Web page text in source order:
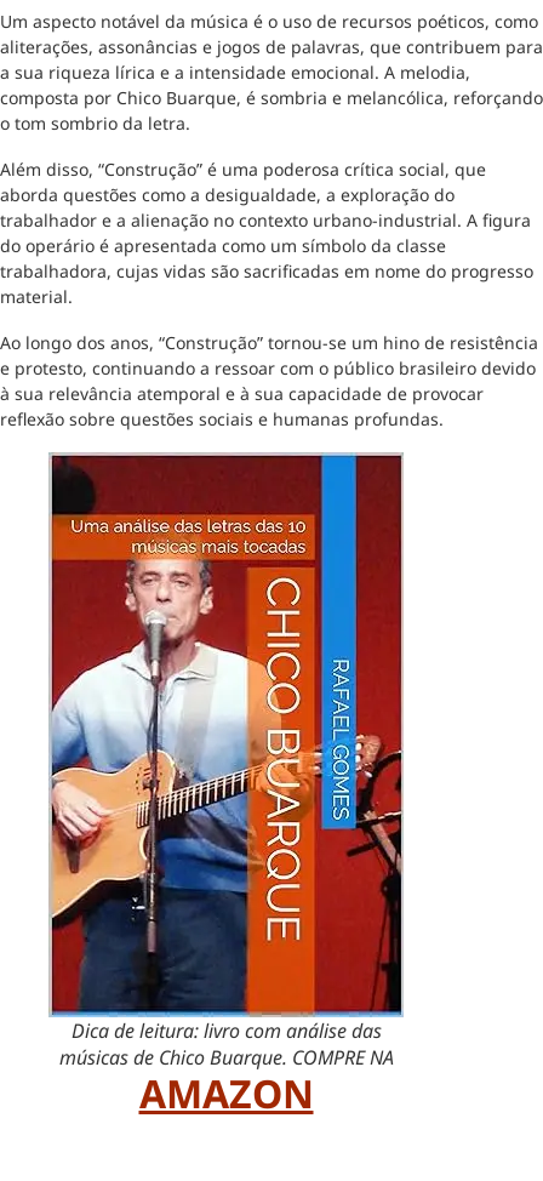
Um aspecto notável da música é o uso de recursos poéticos, como
aliterações, assonâncias e jogos de palavras, que contribuem para
a sua riqueza lírica e a intensidade emocional. A melodia,
composta por Chico Buarque, é sombria e melancólica, reforçando
o tom sombrio da letra.
Além disso, “Construção” é uma poderosa crítica social, que
aborda questões como a desigualdade, a exploração do
trabalhador e a alienação no contexto urbano-industrial. A figura
do operário é apresentada como um símbolo da classe
trabalhadora, cujas vidas são sacrificadas em nome do progresso
material.
Ao longo dos anos, “Construção” tornou-se um hino de resistência
e protesto, continuando a ressoar com o público brasileiro devido
à sua relevância atemporal e à sua capacidade de provocar
reflexão sobre questões sociais e humanas profundas.
Dica de leitura: livro com análise das
músicas de Chico Buarque. COMPRE NA
AMAZON